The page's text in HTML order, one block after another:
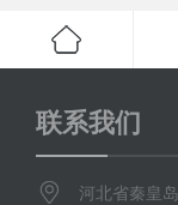
联系我们
河北省秦皇